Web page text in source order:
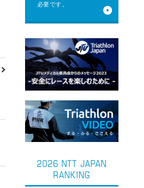
必要です。
2026 NTT JAPAN
RANKING